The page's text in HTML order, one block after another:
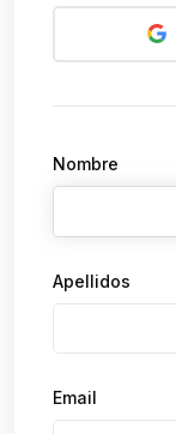
Nombre
Apellidos
Email